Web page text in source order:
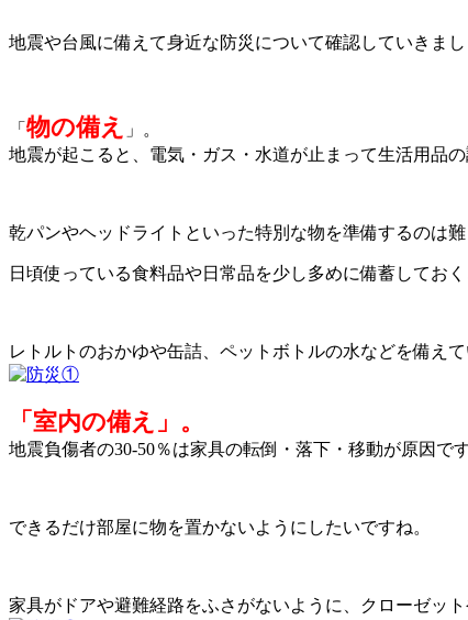
地震や台風に備えて身近な防災について確認していきまし
「 物の備え
」。
地震が起こると、電気・ガス・水道が止まって生活用品の
乾パンやヘッドライトといった特別な物を準備するのは難
日頃使っている食料品や日常品を少し多めに備蓄しておく
レトルトのおかゆや缶詰、ペットボトルの水などを備えて
「室内の備え」。
地震負傷者の30-50％は家具の転倒・落下・移動が原因です
できるだけ部屋に物を置かないようにしたいですね。
家具がドアや避難経路をふさがないように、クローゼッ